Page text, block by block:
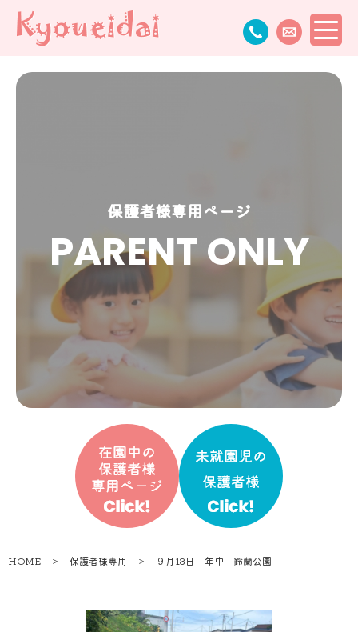
保護者様専用ページ
PARENT ONLY
HOME ＞ 保護者様専用 ＞ ９月13日 年中 鈴蘭公園